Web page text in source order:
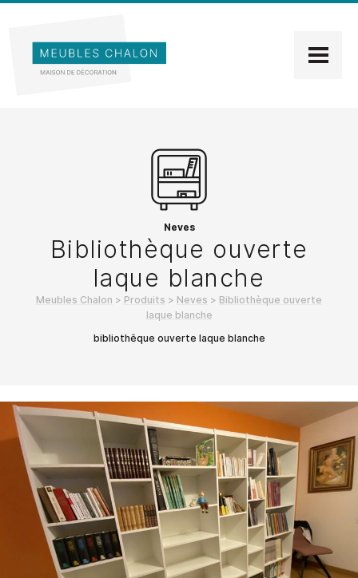
Neves
Bibliothèque ouverte
laque blanche
Meubles Chalon > Produits > Neves > Bibliothèque ouverte
laque blanche
bibliothêque ouverte laque blanche